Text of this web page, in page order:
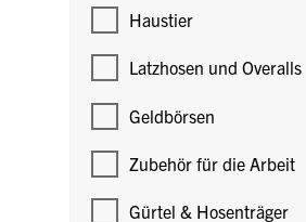
Haustier
Latzhosen und Overalls
Geldbörsen
Zubehör für die Arbeit
Gürtel & Hosenträger